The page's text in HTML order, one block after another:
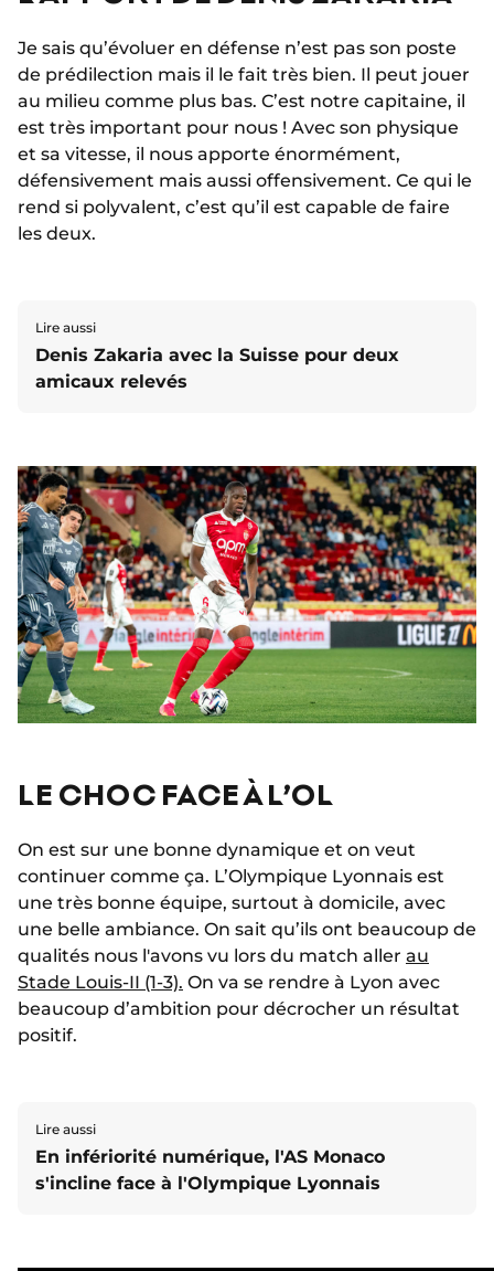
Je sais qu’évoluer en défense n’est pas son poste
de prédilection mais il le fait très bien. Il peut jouer
au milieu comme plus bas. C’est notre capitaine, il
est très important pour nous ! Avec son physique
et sa vitesse, il nous apporte énormément,
défensivement mais aussi offensivement. Ce qui le
rend si polyvalent, c’est qu’il est capable de faire
les deux.
Lire aussi
Denis Zakaria avec la Suisse pour deux
amicaux relevés
LE CHOC FACE À L’OL
On est sur une bonne dynamique et on veut
continuer comme ça. L’Olympique Lyonnais est
une très bonne équipe, surtout à domicile, avec
une belle ambiance. On sait qu’ils ont beaucoup de
qualités nous l'avons vu lors du match aller au
Stade Louis-II (1-3). On va se rendre à Lyon avec
beaucoup d’ambition pour décrocher un résultat
positif.
Lire aussi
En infériorité numérique, l'AS Monaco
s'incline face à l'Olympique Lyonnais